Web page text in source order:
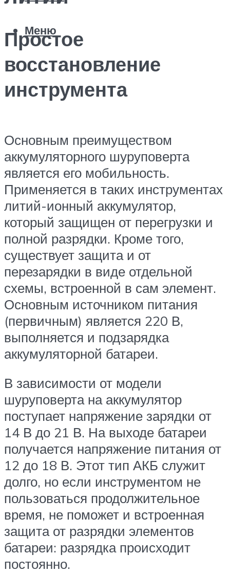
Меню
Простое
восстановление
инструмента
Основным преимуществом
аккумуляторного шуруповерта
является его мобильность.
Применяется в таких инструментах
литий-ионный аккумулятор,
который защищен от перегрузки и
полной разрядки. Кроме того,
существует защита и от
перезарядки в виде отдельной
схемы, встроенной в сам элемент.
Основным источником питания
(первичным) является 220 В,
выполняется и подзарядка
аккумуляторной батареи.
В зависимости от модели
шуруповерта на аккумулятор
поступает напряжение зарядки от
14 В до 21 В. На выходе батареи
получается напряжение питания от
12 до 18 В. Этот тип АКБ служит
долго, но если инструментом не
пользоваться продолжительное
время, не поможет и встроенная
защита от разрядки элементов
батареи: разрядка происходит
постоянно.